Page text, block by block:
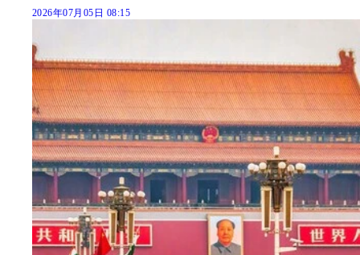
2026年07月05日 08:15